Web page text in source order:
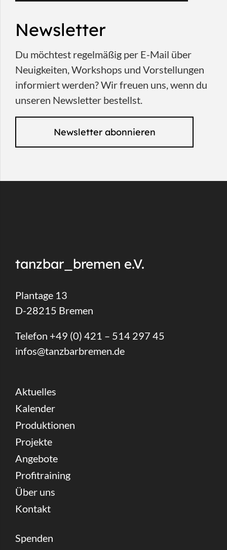
Newsletter
Du möchtest regelmäßig per E-Mail über
Neuigkeiten, Workshops und Vorstellungen
informiert werden? Wir freuen uns, wenn du
unseren Newsletter bestellst.
Newsletter abonnieren
tanzbar_bremen e.V.
Plantage 13
D-28215 Bremen
Telefon +49 (0) 421 – 514 297 45
infos@tanzbarbremen.de
Aktuelles
Kalender
Produktionen
Projekte
Angebote
Profitraining
Über uns
Kontakt
Spenden